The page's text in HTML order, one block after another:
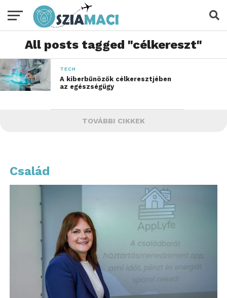
All posts tagged "célkereszt"
TECH
A kiberbűnözők célkeresztjében
az egészségügy
TOVÁBBI CIKKEK
Család